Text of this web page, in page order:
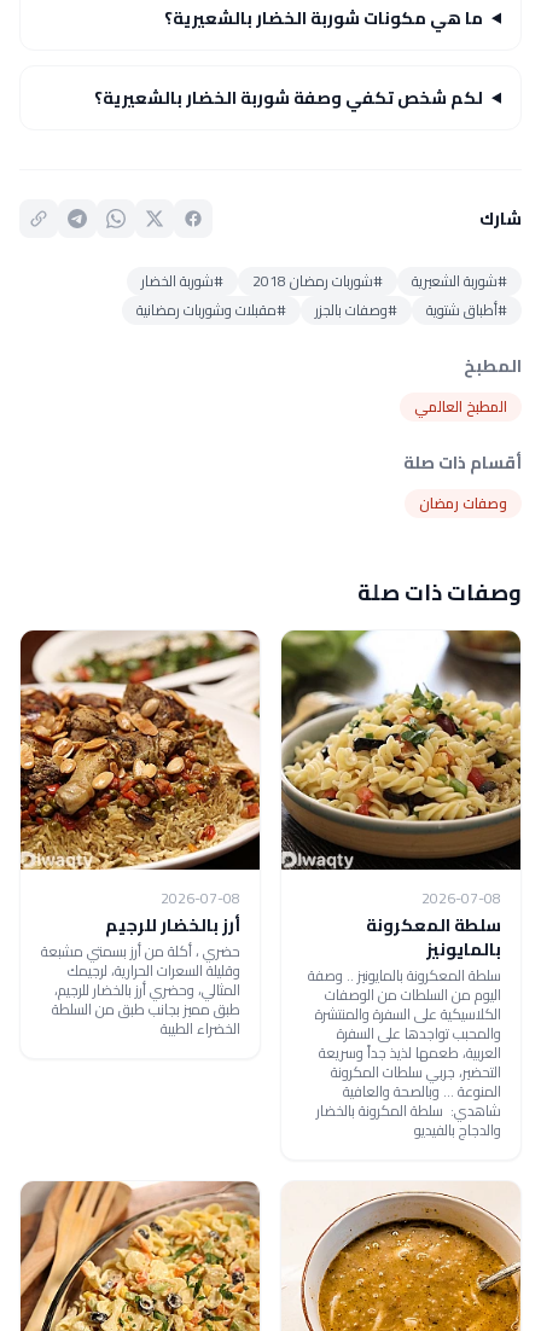
ما هي مكونات شوربة الخضار بالشعيرية؟
لكم شخص تكفي وصفة شوربة الخضار بالشعيرية؟
شارك
#شوربة الشعيرية #شوربات رمضان 2018
#شوربة الخضار
#أطباق شتوية
#وصفات بالجزر #مقبلات وشوربات رمضانية
المطبخ
المطبخ العالمي
أقسام ذات صلة
وصفات رمضان
وصفات ذات صلة
2026-07-08
سلطة المعكرونة
بالمايونيز
سلطة المعكرونة بالمايونيز .. وصفة
اليوم من السلطات من الوصفات
الكلاسيكية على السفرة والمنتشرة
والمحبب تواجدها على السفرة
العربية، طعمها لذيذ جداً وسريعة
التحضير، جربي سلطات المكرونة
المنوعة ... وبالصحة والعافية
شاهدي: سلطة المكرونة بالخضار
والدجاج بالفيديو
2026-07-08
أرز بالخضار للرجيم
حضري ، أكلة من أرز بسمتي مشبعة
وقليلة السعرات الحرارية، لرجيمك
المثالي، وحضري أرز بالخضار للرجيم،
طبق مميز بجانب طبق من السلطة
الخضراء الطيبة